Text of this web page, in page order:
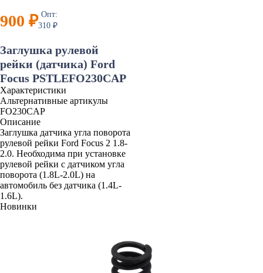
900 ₽ Опт:
310 ₽
Заглушка рулевой
рейки (датчика) Ford
Focus PSTLEFO230CAP
Характеристики
Альтернативные артикулы
FO230CAP
Описание
Заглушка датчика угла поворота
рулевой рейки Ford Focus 2 1.8-
2.0. Необходима при установке
рулевой рейки с датчиком угла
поворота (1.8L-2.0L) на
автомобиль без датчика (1.4L-
1.6L).
Новинки